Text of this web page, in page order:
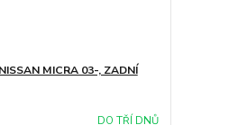
MICRA 03-, ZADNÍ
DO TŘÍ DNŮ